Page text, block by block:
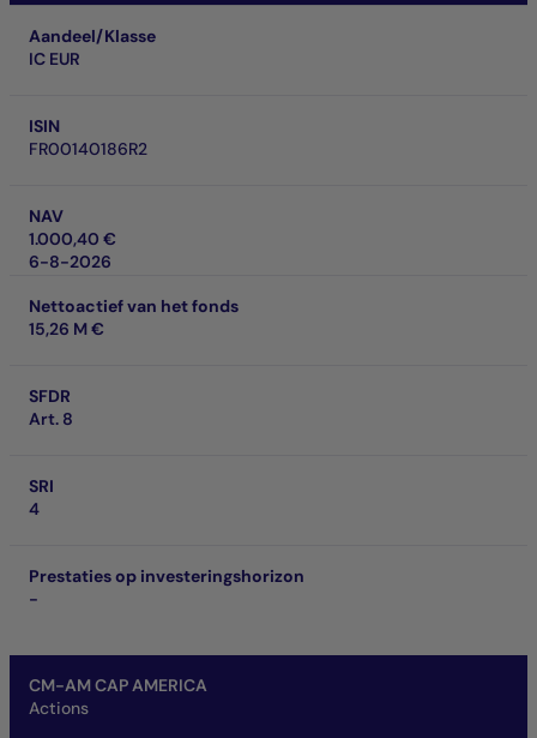
Aandeel/Klasse
IC EUR
ISIN
FR00140186R2
NAV
1.000,40 €
6-8-2026
Nettoactief van het fonds
15,26 M €
SFDR
Art. 8
SRI
4
Prestaties op investeringshorizon
-
CM-AM CAP AMERICA
Actions